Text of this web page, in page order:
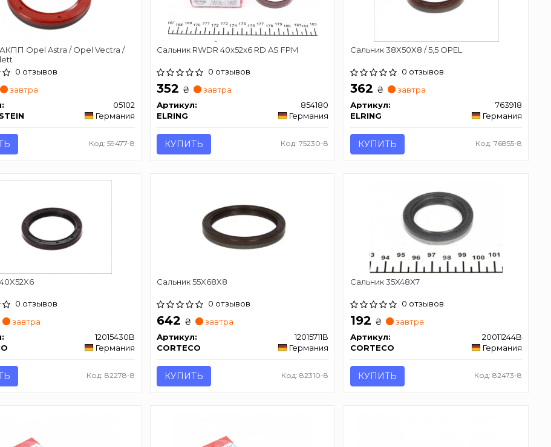
Opel Astra / Opel Vectra /
0 отзывов
завтра
05102
Германия
Код: 59477-8
Сальник RWDR 40x52x6 RD AS FPM
0 отзывов
352 ₴
завтра
Артикул:
854180
ELRING
Германия
КУПИТЬ Код: 75230-8
Сальник 38X50X8 / 5,5 OPEL
0 отзывов
362 ₴
завтра
Артикул:
763918
ELRING
Германия
КУПИТЬ Код: 76855-8
0 отзывов
завтра
12015430B
Германия
Код: 82278-8
Сальник 55X68X8
0 отзывов
642 ₴
завтра
Артикул:
12015711B
CORTECO
Германия
КУПИТЬ Код: 82310-8
Сальник 35X48X7
0 отзывов
192 ₴
завтра
Артикул:
20011244B
CORTECO
Германия
КУПИТЬ Код: 82473-8